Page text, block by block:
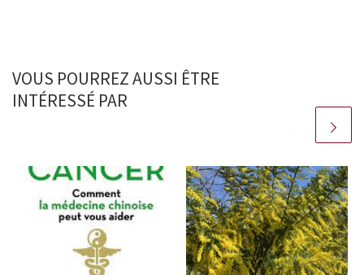
VOUS POURREZ AUSSI ÊTRE
INTÉRESSÉ PAR